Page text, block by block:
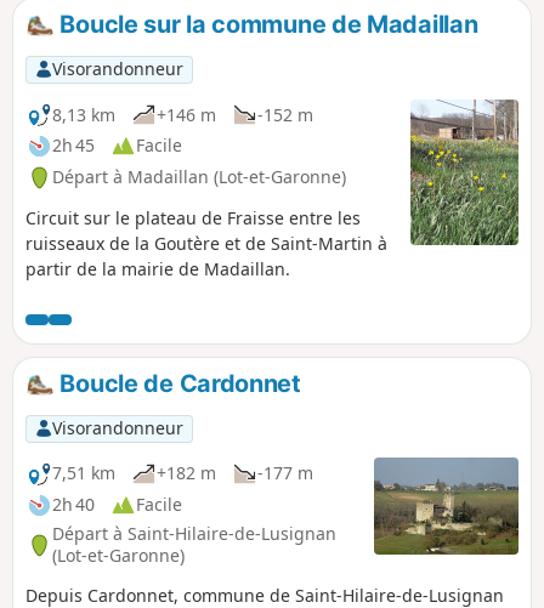
Boucle sur la commune de Madaillan
Visorandonneur
8,13 km
+146 m
-152 m
2h 45
Facile
Départ à Madaillan (Lot-et-Garonne)
Circuit sur le plateau de Fraisse entre les
ruisseaux de la Goutère et de Saint-Martin à
partir de la mairie de Madaillan.
Boucle de Cardonnet
Visorandonneur
7,51 km
+182 m
-177 m
2h 40
Facile
Départ à Saint-Hilaire-de-Lusignan
(Lot-et-Garonne)
Depuis Cardonnet, commune de Saint-Hilaire-de-Lusignan